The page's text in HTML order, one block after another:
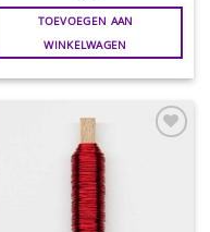
TOEVOEGEN AAN
WINKELWAGEN